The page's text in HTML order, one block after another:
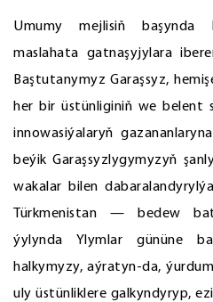
Umumy mejlisiň başynda
maslahata gatnaşyjylara
Baştutanymyz Garaşsyz,
her bir üstünliginiň we belent
innowasiýalaryň
beýik Garaşsyzlygymyzyň
wakalar bilen
Türkmenistan — bedew
ýylynda Ylymlar gününe
halkymyzy, aýratyn-da,
uly üstünliklere galkyndyryp,